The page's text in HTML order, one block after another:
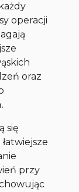
operacji
oraz
się
przy